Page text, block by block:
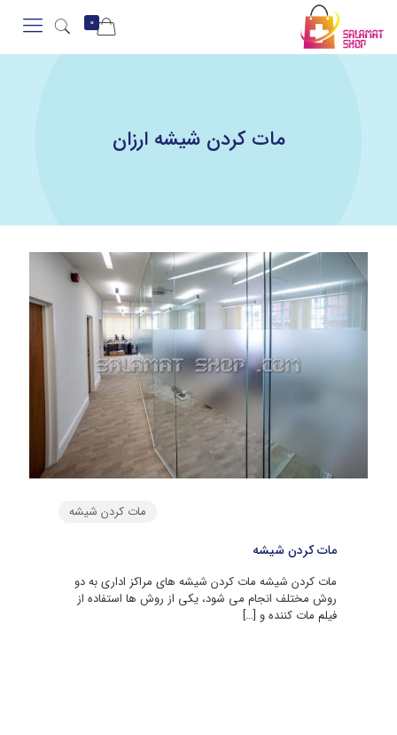
0
مات کردن شیشه ارزان
مات کردن شیشه
مات کردن شیشه
مات کردن شیشه مات کردن شیشه‌ های مراکز اداری به دو
روش مختلف انجام می ‌شود، یکی از روش ‌ها استفاده از
فیلم مات کننده و […]